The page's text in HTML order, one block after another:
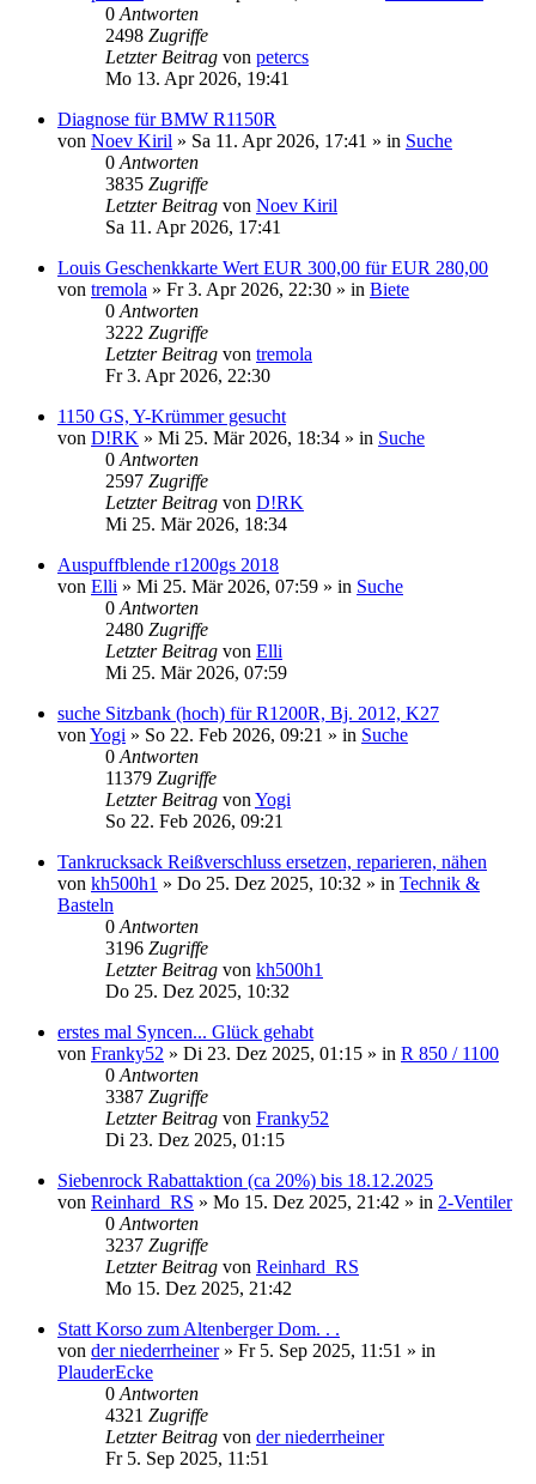
0 Antworten
2498 Zugriffe
Letzter Beitrag von petercs
Mo 13. Apr 2026, 19:41
Diagnose für BMW R1150R
von Noev Kiril » Sa 11. Apr 2026, 17:41 » in Suche
0 Antworten
3835 Zugriffe
Letzter Beitrag von Noev Kiril
Sa 11. Apr 2026, 17:41
Louis Geschenkkarte Wert EUR 300,00 für EUR 280,00
von tremola » Fr 3. Apr 2026, 22:30 » in Biete
0 Antworten
3222 Zugriffe
Letzter Beitrag von tremola
Fr 3. Apr 2026, 22:30
1150 GS, Y-Krümmer gesucht
von D!RK » Mi 25. Mär 2026, 18:34 » in Suche
0 Antworten
2597 Zugriffe
Letzter Beitrag von D!RK
Mi 25. Mär 2026, 18:34
Auspuffblende r1200gs 2018
von Elli » Mi 25. Mär 2026, 07:59 » in Suche
0 Antworten
2480 Zugriffe
Letzter Beitrag von Elli
Mi 25. Mär 2026, 07:59
suche Sitzbank (hoch) für R1200R, Bj. 2012, K27
von Yogi » So 22. Feb 2026, 09:21 » in Suche
0 Antworten
11379 Zugriffe
Letzter Beitrag von Yogi
So 22. Feb 2026, 09:21
Tankrucksack Reißverschluss ersetzen, reparieren, nähen
von kh500h1 » Do 25. Dez 2025, 10:32 » in Technik &
Basteln
0 Antworten
3196 Zugriffe
Letzter Beitrag von kh500h1
Do 25. Dez 2025, 10:32
erstes mal Syncen... Glück gehabt
von Franky52 » Di 23. Dez 2025, 01:15 » in R 850 / 1100
0 Antworten
3387 Zugriffe
Letzter Beitrag von Franky52
Di 23. Dez 2025, 01:15
Siebenrock Rabattaktion (ca 20%) bis 18.12.2025
von Reinhard_RS » Mo 15. Dez 2025, 21:42 » in 2-Ventiler
0 Antworten
3237 Zugriffe
Letzter Beitrag von Reinhard_RS
Mo 15. Dez 2025, 21:42
Statt Korso zum Altenberger Dom. . .
von der niederrheiner» Fr 5. Sep 2025, 11:51 » in
PlauderEcke
0 Antworten
4321 Zugriffe
Letzter Beitrag von der niederrheiner
Fr 5. Sep 2025, 11:51